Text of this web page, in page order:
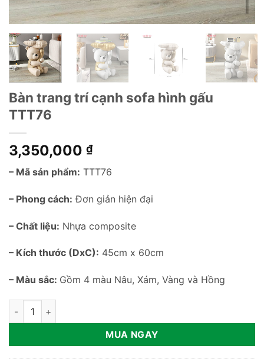
Bàn trang trí cạnh sofa hình gấu
TTT76
3,350,000 ₫
– Mã sản phẩm: TTT76
– Phong cách: Đơn giản hiện đại
– Chất liệu: Nhựa composite
– Kích thước (DxC): 45cm x 60cm
– Màu sắc: Gồm 4 màu Nâu, Xám, Vàng và Hồng
Bàn trang trí cạnh sofa hình gấu TTT76 số lượng
MUA NGAY